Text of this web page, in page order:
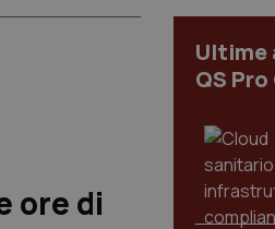
ore di
Ultime
QS